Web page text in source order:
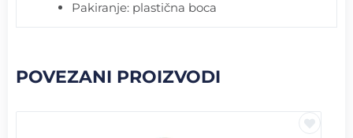
Pakiranje: plastična boca
POVEZANI PROIZVODI